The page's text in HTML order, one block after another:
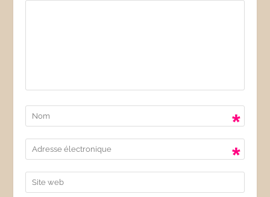
*
*